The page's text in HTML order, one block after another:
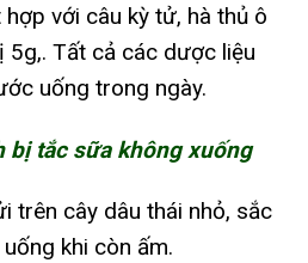
với câu kỳ tử, hà thủ ô
5g,. Tất cả các dược liệu
uống trong ngày.
bị tắc sữa không xuống
trên cây dâu thái nhỏ, sắc
khi còn ấm.